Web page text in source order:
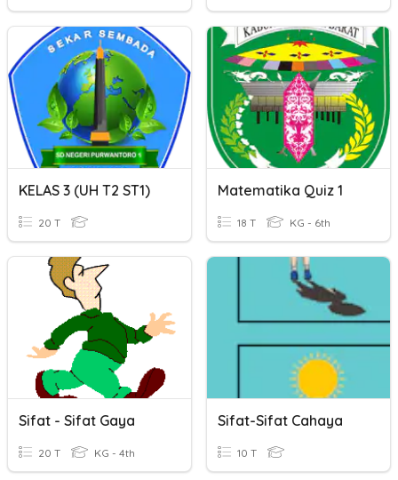
KELAS 3 (UH T2 ST1)
20 T
Matematika Quiz 1
18 T KG - 6th
Sifat - Sifat Gaya
20 T KG - 4th
Sifat-Sifat Cahaya
10 T